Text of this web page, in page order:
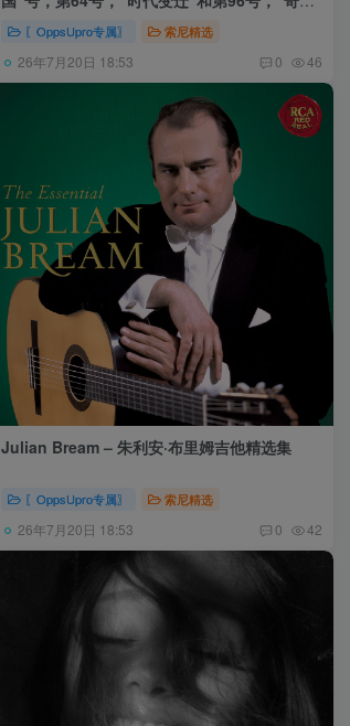
久石让,Music Future Band – 久石让指挥极简音乐 – 音乐未来 VI (2.8MHz DSD)
号 (俄勒冈交响乐团，卡尔玛)
〖OppsUpro专属〗 索尼精选
26年7月20日 18:53 0 46
Julian Bream – 朱利安·布里姆吉他精选集
〖OppsUpro专属〗 索尼精选
26年7月20日 18:53 0 42